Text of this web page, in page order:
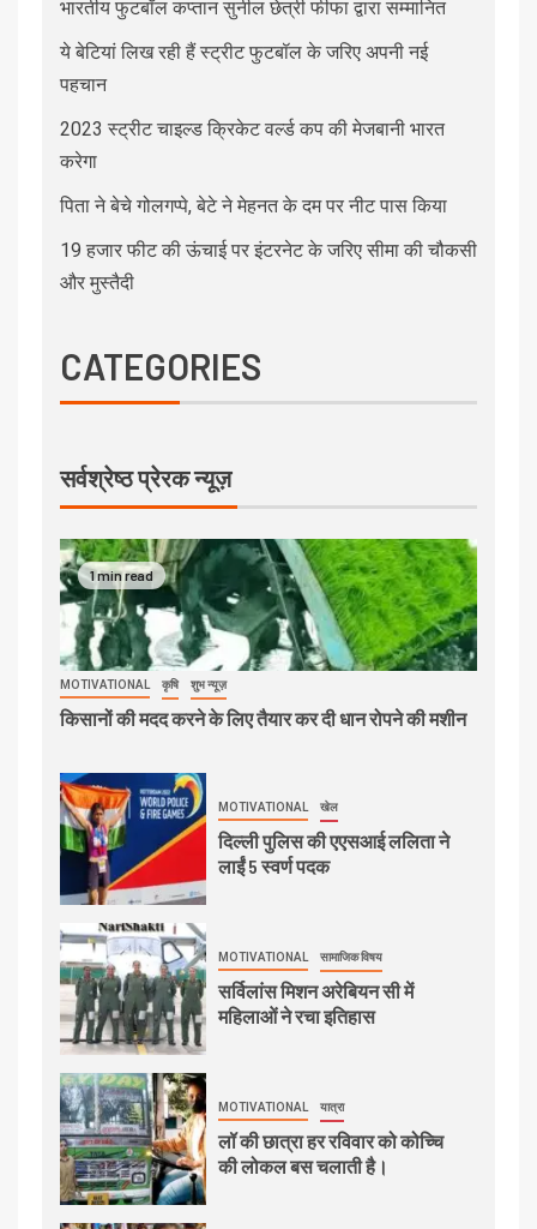
भारतीय फुटबॉल कप्तान सुनील छेत्री फीफा द्वारा सम्मानित
ये बेटियां लिख रही हैं स्ट्रीट फुटबॉल के जरिए अपनी नई
पहचान
2023 स्ट्रीट चाइल्ड क्रिकेट वर्ल्ड कप की मेजबानी भारत
करेगा
पिता ने बेचे गोलगप्पे, बेटे ने मेहनत के दम पर नीट पास किया
19 हजार फीट की ऊंचाई पर इंटरनेट के जरिए सीमा की चौकसी
और मुस्तैदी
CATEGORIES
सर्वश्रेष्ठ प्रेरक न्यूज़
1 min read
MOTIVATIONAL कृषि शुभ न्यूज़
किसानों की मदद करने के लिए तैयार कर दी धान रोपने की मशीन
MOTIVATIONAL खेल
दिल्ली पुलिस की एएसआई ललिता ने
लाईं 5 स्वर्ण पदक
MOTIVATIONAL सामाजिक विषय
सर्विलांस मिशन अरेबियन सी में
महिलाओं ने रचा इतिहास
MOTIVATIONAL यात्रा
लॉ की छात्रा हर रविवार को कोच्चि
की लोकल बस चलाती है।